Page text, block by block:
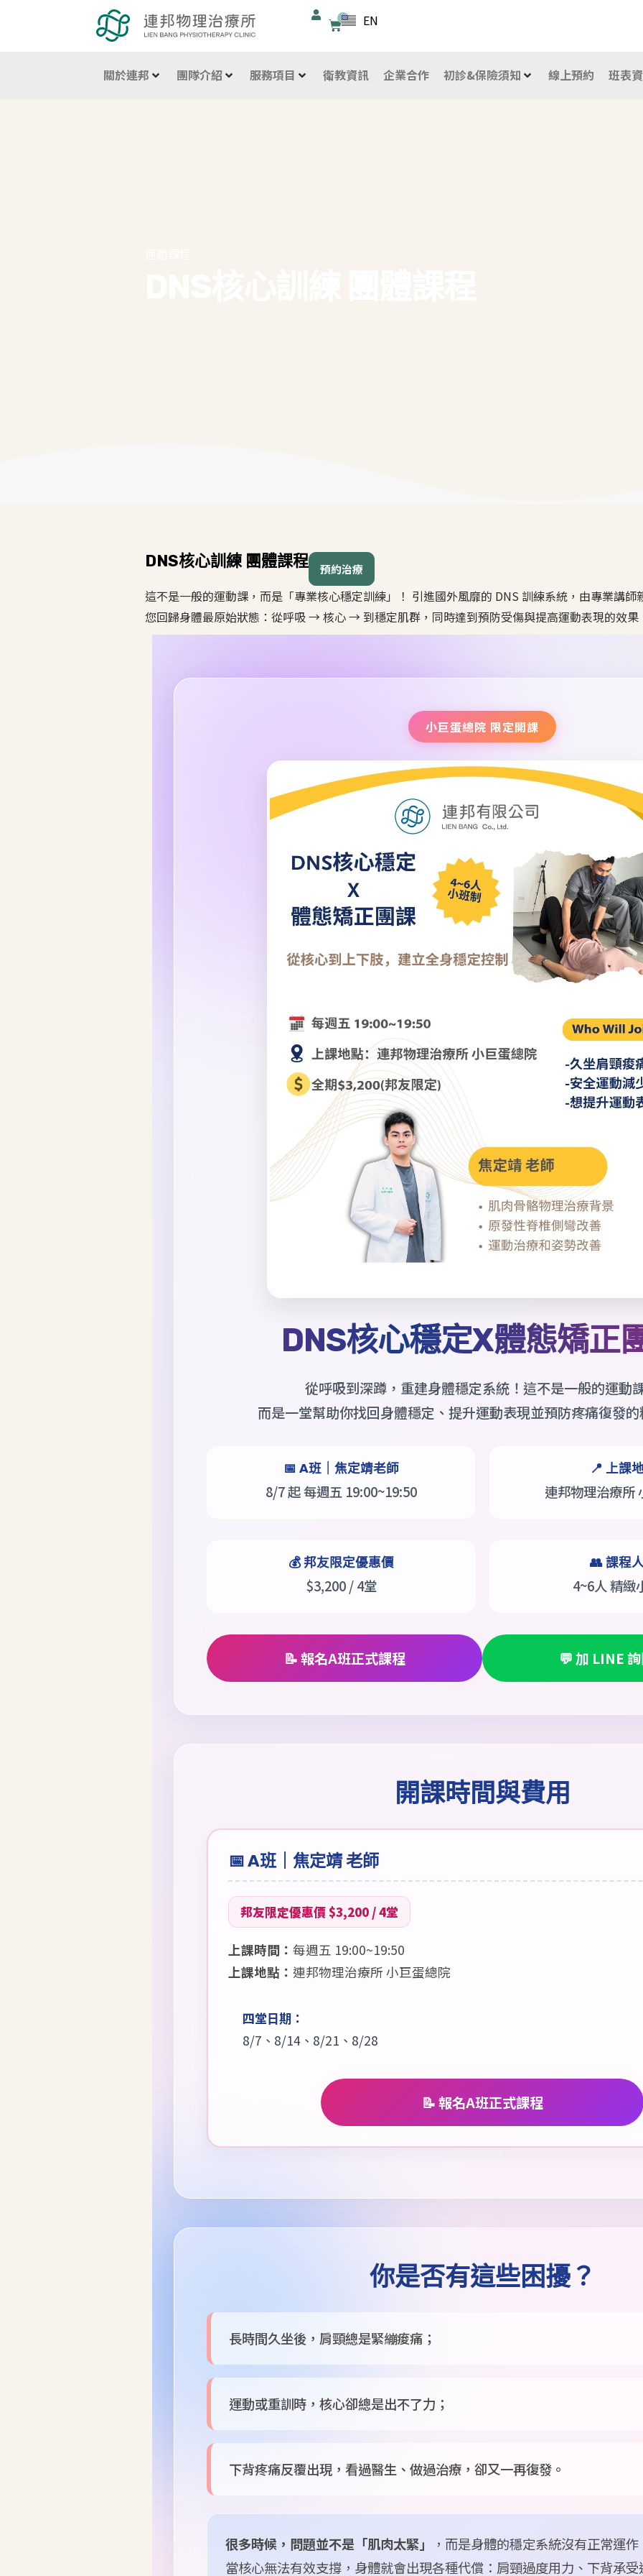
0
購 EN
關於連邦 團隊介紹 服務項目 衛教資訊 企業合作 初診&保險須知 線上預約 班表
DNS核心訓練 團體課程 預約治療
這不是一般的運動課，而是「專業核心穩定訓練」！ 引進國外風靡的 DNS 訓練系統，由專業講
您回歸身體最原始狀態：從呼吸 → 核心 → 到穩定肌群，同時達到預防受傷與提高運動表現的效果
小巨蛋總院 限定開課
DNS核心穩定X體態矯正
從呼吸到深蹲，重建身體穩定系統！這不是一般的運動
而是一堂幫助你找回身體穩定、提升運動表現並預防疼痛復發
📅 A班｜焦定靖老師
8/7 起 每週五 19:00~19:50
📍 上課
連邦物理治療所
💰 邦友限定優惠價
$3,200 / 4堂
👥 課程
4~6人 精緻
📝 報名A班正式課程 💬 加 LINE
開課時間與費用
📅 A班｜焦定靖 老師
邦友限定優惠價 $3,200 / 4堂
上課時間： 每週五 19:00~19:50
上課地點： 連邦物理治療所 小巨蛋總院
四堂日期：
8/7、8/14、8/21、8/28
📝 報名A班正式課程
你是否有這些困擾？
長時間久坐後，肩頸總是緊繃痠痛；
運動或重訓時，核心卻總是出不了力；
下背疼痛反覆出現，看過醫生、做過治療，卻又一再復發。
很多時候，問題並不是「肌肉太緊」
，而是身體的穩定系統沒有正常運作
當核心無法有效支撐，身體就會出現各種代償：肩頸過度用力、下背承